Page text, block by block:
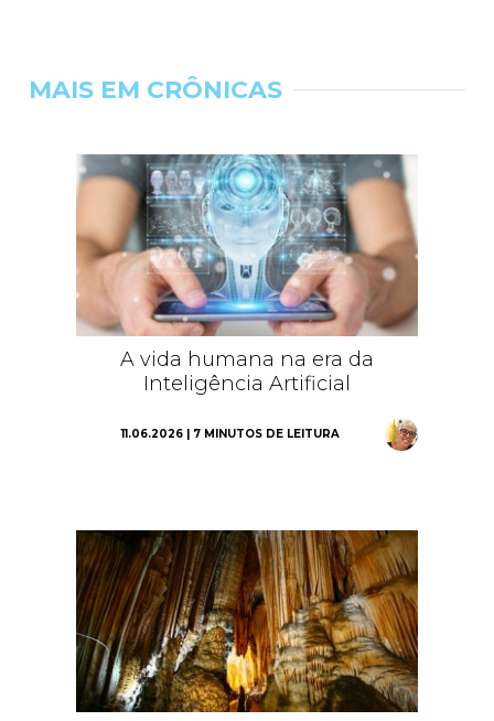
MAIS EM CRÔNICAS
A vida humana na era da
Inteligência Artificial
11.06.2026 | 7 MINUTOS DE LEITURA